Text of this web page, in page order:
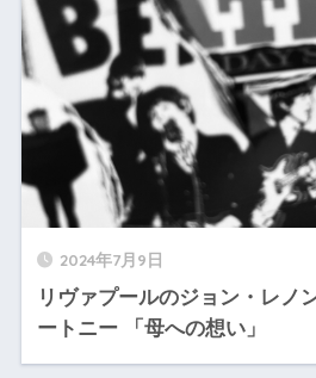
2024年7月9日
リヴァプールのジョン・レノ
ートニー 「母への想い」